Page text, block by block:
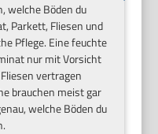
welche Böden du
Parkett, Fliesen und
Pflege. Eine feuchte
nur mit Vorsicht
vertragen
brauchen meist gar
welche Böden du